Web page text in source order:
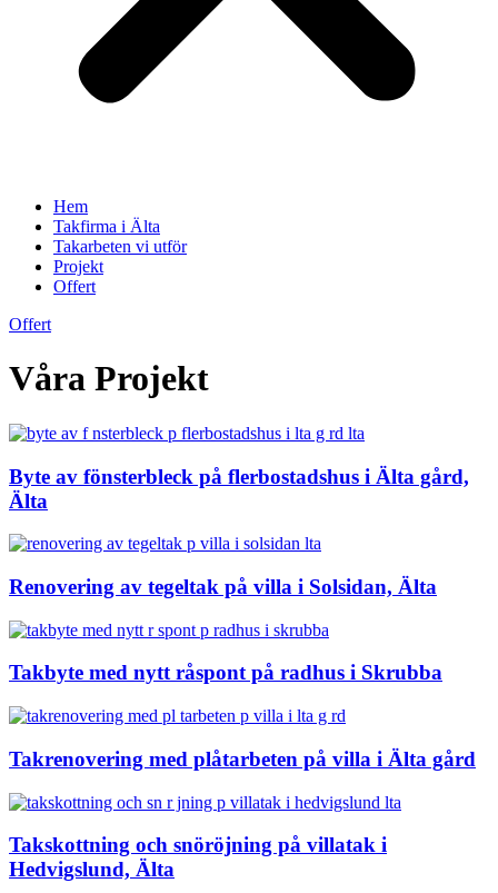
Hem
Takfirma i Älta
Takarbeten vi utför
Projekt
Offert
Offert
Våra Projekt
Byte av fönsterbleck på flerbostadshus i Älta gård,
Älta
Renovering av tegeltak på villa i Solsidan, Älta
Takbyte med nytt råspont på radhus i Skrubba
Takrenovering med plåtarbeten på villa i Älta gård
Takskottning och snöröjning på villatak i
Hedvigslund, Älta